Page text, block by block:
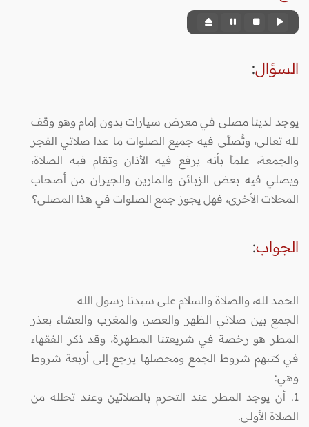
السؤال:
يوجد لدينا مصلى في معرض سيارات بدون إمام وهو وقف
لله تعالى، وتُصلَّى فيه جميع الصلوات ما عدا صلاتي الفجر
والجمعة، علماً بأنه يرفع فيه الأذان وتقام فيه الصلاة،
ويصلي فيه بعض الزبائن والمارين والجيران من أصحاب
المحلات الأخرى، فهل يجوز جمع الصلوات في هذا المصلى؟
الجواب:
الحمد لله، والصلاة والسلام على سيدنا رسول الله
الجمع بين صلاتي الظهر والعصر، والمغرب والعشاء بعذر
المطر هو رخصة في شريعتنا المطهرة، وقد ذكر الفقهاء
في كتبهم شروط الجمع ومحصلها يرجع إلى أربعة شروط
وهي:
1. أن يوجد المطر عند التحرم بالصلاتين وعند تحلله من
الصلاة الأولى.